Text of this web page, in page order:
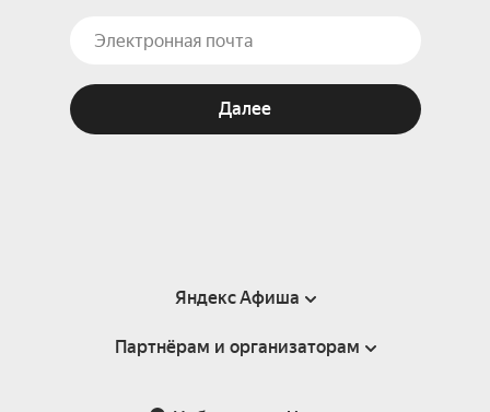
Далее
Яндекс Афиша
Справка
Партнёрам и организаторам